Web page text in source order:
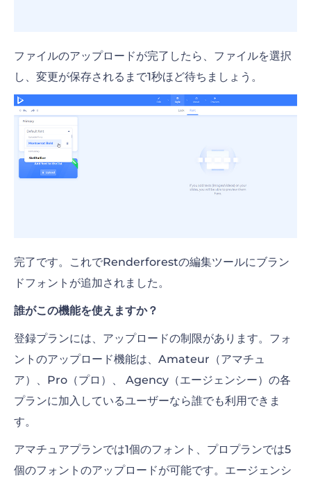
ファイルのアップロードが完了したら、ファイルを選択
し、変更が保存されるまで1秒ほど待ちましょう。
完了です。これでRenderforestの編集ツールにブラン
ドフォントが追加されました。
誰がこの機能を使えますか？
登録プランには、アップロードの制限があります。フォ
ントのアップロード機能は、Amateur（アマチュ
ア）、Pro（プロ）、 Agency（エージェンシー）の各
プランに加入しているユーザーなら誰でも利用できま
す。
アマチュアプランでは1個のフォント、プロプランでは5
個のフォントのアップロードが可能です。エージェンシ